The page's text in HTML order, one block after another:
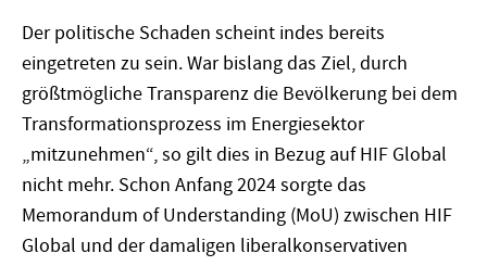
Der politische Schaden scheint indes bereits
eingetreten zu sein. War bislang das Ziel, durch
größtmögliche Transparenz die Bevölkerung bei dem
Transformationsprozess im Energiesektor
„mitzunehmen“, so gilt dies in Bezug auf HIF Global
nicht mehr. Schon Anfang 2024 sorgte das
Memorandum of Understanding (MoU) zwischen HIF
Global und der damaligen liberalkonservativen